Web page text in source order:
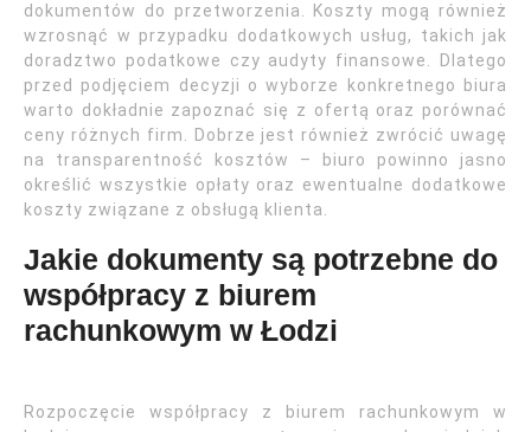
dokumentów do przetworzenia. Koszty mogą również
wzrosnąć w przypadku dodatkowych usług, takich jak
doradztwo podatkowe czy audyty finansowe. Dlatego
przed podjęciem decyzji o wyborze konkretnego biura
warto dokładnie zapoznać się z ofertą oraz porównać
ceny różnych firm. Dobrze jest również zwrócić uwagę
na transparentność kosztów – biuro powinno jasno
określić wszystkie opłaty oraz ewentualne dodatkowe
koszty związane z obsługą klienta.
Jakie dokumenty są potrzebne do
współpracy z biurem
rachunkowym w Łodzi
Rozpoczęcie współpracy z biurem rachunkowym w